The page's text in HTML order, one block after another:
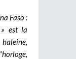
Faso :
» est la